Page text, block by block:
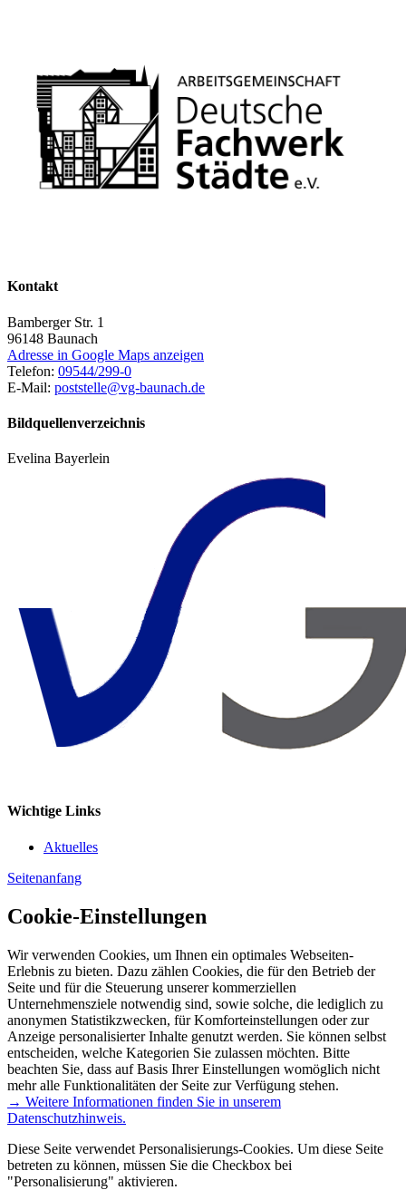
Kontakt
Bamberger Str. 1
96148 Baunach
Adresse in Google Maps anzeigen
Telefon: 09544/299-0
E-Mail: poststelle@vg-baunach.de
Bildquellenverzeichnis
Evelina Bayerlein
Wichtige Links
Aktuelles
Seitenanfang
Cookie-Einstellungen
Wir verwenden Cookies, um Ihnen ein optimales Webseiten-
Erlebnis zu bieten. Dazu zählen Cookies, die für den Betrieb der
Seite und für die Steuerung unserer kommerziellen
Unternehmensziele notwendig sind, sowie solche, die lediglich zu
anonymen Statistikzwecken, für Komforteinstellungen oder zur
Anzeige personalisierter Inhalte genutzt werden. Sie können selbst
entscheiden, welche Kategorien Sie zulassen möchten. Bitte
beachten Sie, dass auf Basis Ihrer Einstellungen womöglich nicht
mehr alle Funktionalitäten der Seite zur Verfügung stehen.
→ Weitere Informationen finden Sie in unserem
Datenschutzhinweis.
Diese Seite verwendet Personalisierungs-Cookies. Um diese Seite
betreten zu können, müssen Sie die Checkbox bei
"Personalisierung" aktivieren.